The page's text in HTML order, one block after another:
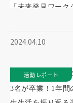
2024.04.10
活動レポート